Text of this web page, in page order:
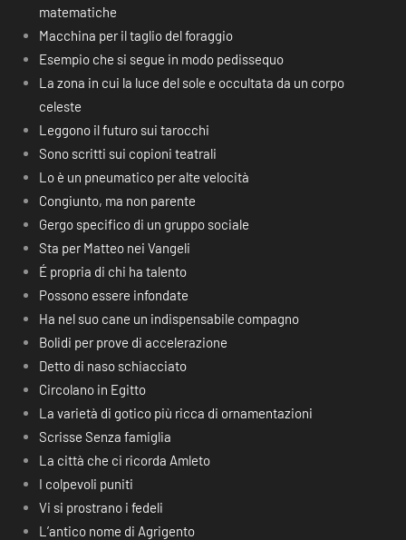
matematiche
Macchina per il taglio del foraggio
Esempio che si segue in modo pedissequo
La zona in cui la luce del sole e occultata da un corpo
celeste
Leggono il futuro sui tarocchi
Sono scritti sui copioni teatrali
Lo è un pneumatico per alte velocità
Congiunto, ma non parente
Gergo specifico di un gruppo sociale
Sta per Matteo nei Vangeli
É propria di chi ha talento
Possono essere infondate
Ha nel suo cane un indispensabile compagno
Bolidi per prove di accelerazione
Detto di naso schiacciato
Circolano in Egitto
La varietà di gotico più ricca di ornamentazioni
Scrisse Senza famiglia
La città che ci ricorda Amleto
I colpevoli puniti
Vi si prostrano i fedeli
L’antico nome di Agrigento